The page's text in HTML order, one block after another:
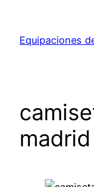
contenido
Equipaciones